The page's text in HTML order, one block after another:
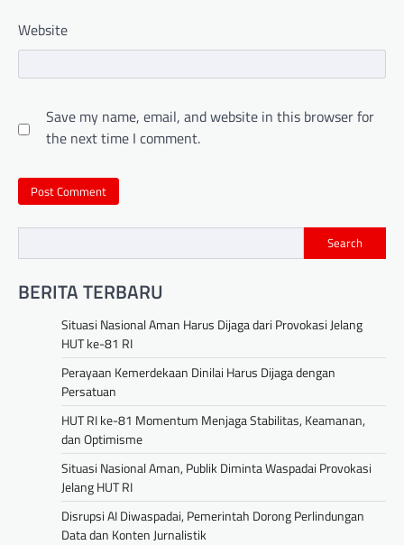
Website
Save my name, email, and website in this browser for
the next time I comment.
Search
BERITA TERBARU
Situasi Nasional Aman Harus Dijaga dari Provokasi Jelang
HUT ke-81 RI
Perayaan Kemerdekaan Dinilai Harus Dijaga dengan
Persatuan
HUT RI ke-81 Momentum Menjaga Stabilitas, Keamanan,
dan Optimisme
Situasi Nasional Aman, Publik Diminta Waspadai Provokasi
Jelang HUT RI
Disrupsi AI Diwaspadai, Pemerintah Dorong Perlindungan
Data dan Konten Jurnalistik